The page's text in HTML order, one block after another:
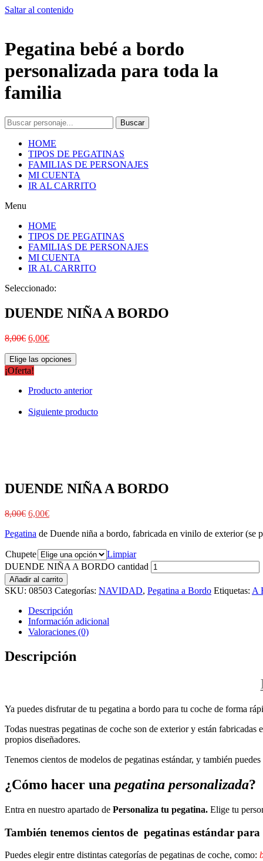
Saltar al contenido
Pegatina bebé a bordo
personalizada para toda la
familia
Buscar
HOME
TIPOS DE PEGATINAS
FAMILIAS DE PERSONAJES
MI CUENTA
IR AL CARRITO
Menu
HOME
TIPOS DE PEGATINAS
FAMILIAS DE PERSONAJES
MI CUENTA
IR AL CARRITO
Seleccionado:
DUENDE NIÑA A BORDO
8,00€ 6,00€
Elige las opciones
¡Oferta!
Producto anterior
Siguiente producto
DUENDE NIÑA A BORDO
8,00€ 6,00€
Pegatina de Duende niña a bordo, fabricada en vinilo de exterior (se
Chupete
Limpiar
DUENDE NIÑA A BORDO cantidad
Añadir al carrito
SKU: 08503 Categorías: NAVIDAD, Pegatina a Bordo Etiquetas: A
Descripción
Información adicional
Valoraciones (0)
Descripción
Ya puedes disfrutar de tu pegatina a bordo para tu coche de forma
Todas nuestras pegatinas de coche son de exterior y están
propios diseñadores.
Tenemos cientos de modelos de pegatinas estándar, y también
¿Cómo hacer una pegatina personalizada?
Entra en nuestro apartado de Personaliza tu pegatina. Elige tu
También tenemos cientos de pegatinas estándar para
Puedes elegir entre distintas categorías de pegatinas de coche, como: